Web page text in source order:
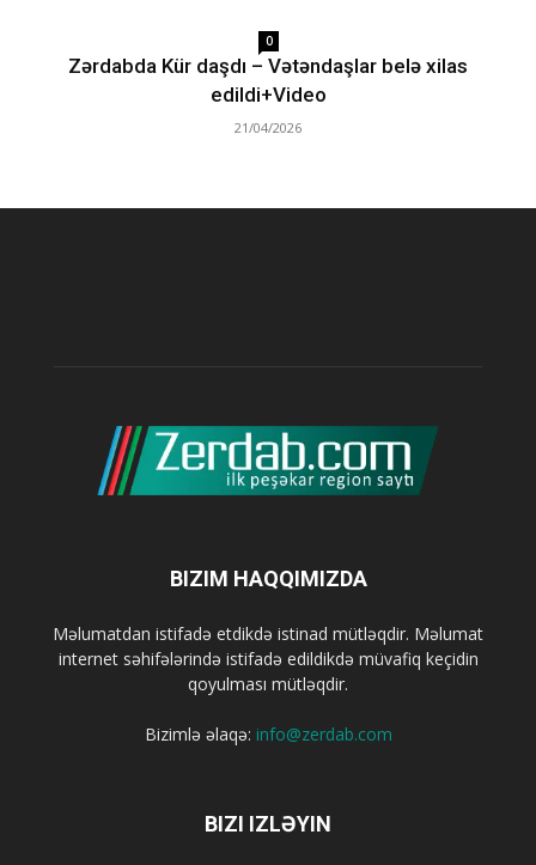
0
Zərdabda Kür daşdı – Vətəndaşlar belə xilas
edildi+Video
21/04/2026
BIZIM HAQQIMIZDA
Məlumatdan istifadə etdikdə istinad mütləqdir. Məlumat
internet səhifələrində istifadə edildikdə müvafiq keçidin
qoyulması mütləqdir.
Bizimlə əlaqə: info@zerdab.com
BIZI IZLƏYIN